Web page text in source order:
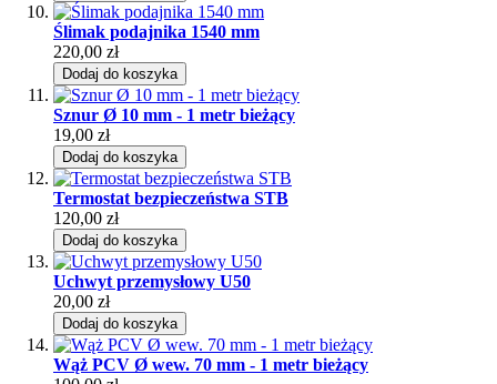
Ślimak podajnika 1540 mm
220,00 zł
Dodaj do koszyka
Sznur Ø 10 mm - 1 metr bieżący
19,00 zł
Dodaj do koszyka
Termostat bezpieczeństwa STB
120,00 zł
Dodaj do koszyka
Uchwyt przemysłowy U50
20,00 zł
Dodaj do koszyka
Wąż PCV Ø wew. 70 mm - 1 metr bieżący